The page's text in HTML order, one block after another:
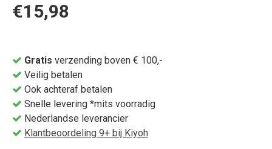
€15,98
Gratis verzending boven € 100,-
Veilig betalen
Ook achteraf betalen
Snelle levering *mits voorradig
Nederlandse leverancier
Klantbeoordeling 9+ bij Kiyoh